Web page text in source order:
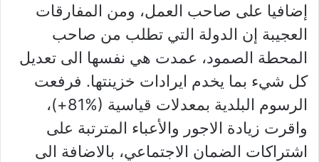
إضافيا على صاحب العمل، ومن المفارقات
العجيبة إن الدولة التي تطلب من صاحب
المحطة الصمود، عمدت هي نفسها الى تعديل
كل شيء بما يخدم ايرادات خزينتها. فرفعت
الرسوم البلدية بمعدلات قياسية (%81+)،
واقرت زيادة الاجور والأعباء المترتبة على
اشتراكات الضمان الاجتماعي، بالاضافة الى